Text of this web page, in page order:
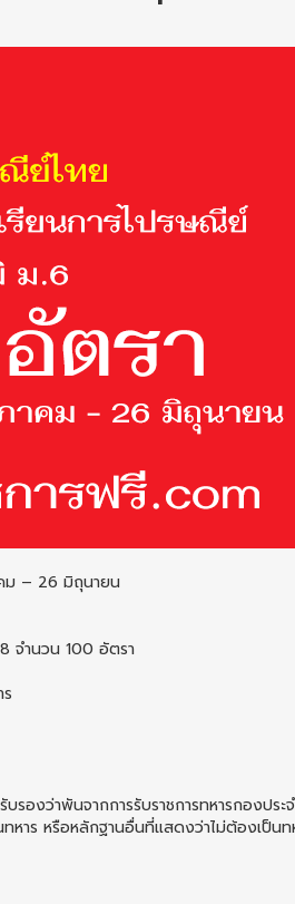
ม – 26 มิถุนายน
จำนวน 100 อัตรา
รองว่าพันจากการรับราชการทหารกองประจ
ทหาร หรือหลักฐานอื่นที่แสดงว่าไม่ต้องเป็นท